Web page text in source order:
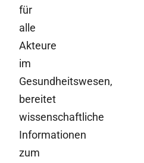
für
alle
Akteure
im
Gesundheitswesen,
bereitet
wissenschaftliche
Informationen
zum